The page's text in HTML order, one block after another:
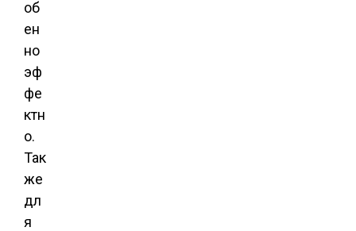
об
ен
но
эф
фе
ктн
о.
Так
же
дл
я